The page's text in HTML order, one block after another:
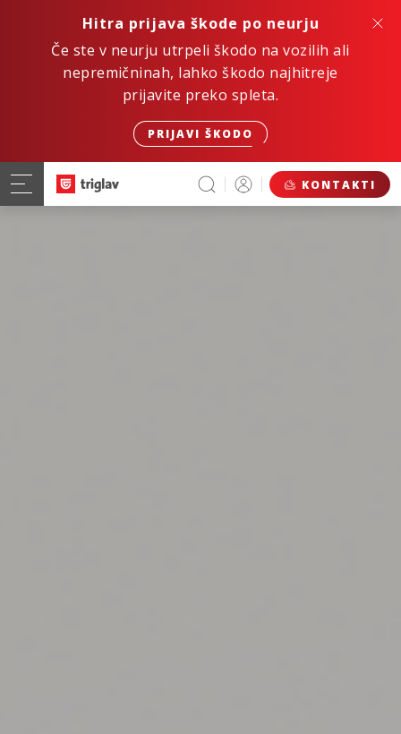
Hitra prijava škode po neurju
Če ste v neurju utrpeli škodo na vozilih ali
nepremičninah, lahko škodo najhitreje
prijavite preko spleta.
PRIJAVI ŠKODO
KONTAKTI